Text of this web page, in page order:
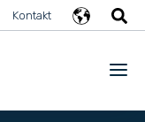
Kontakt